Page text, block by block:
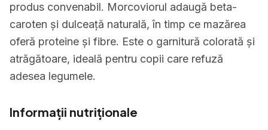
produs convenabil. Morcoviorul adaugă beta-
caroten și dulceață naturală, în timp ce mazărea
oferă proteine și fibre. Este o garnitură colorată și
atrăgătoare, ideală pentru copii care refuză
adesea legumele.
Informații nutriționale